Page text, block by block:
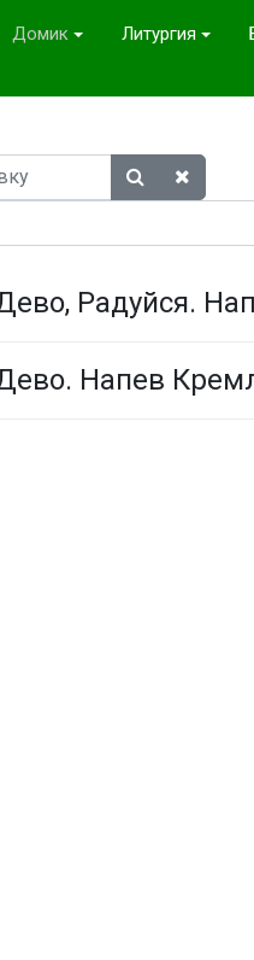
Домик Литургия
Радуйся.
Напев